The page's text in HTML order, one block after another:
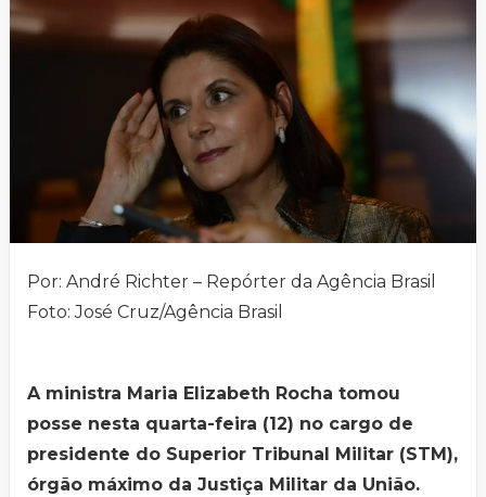
Por: André Richter – Repórter da Agência Brasil
Foto: José Cruz/Agência Brasil
A ministra Maria Elizabeth Rocha tomou
posse nesta quarta-feira (12) no cargo de
presidente do Superior Tribunal Militar (STM),
órgão máximo da Justiça Militar da União.